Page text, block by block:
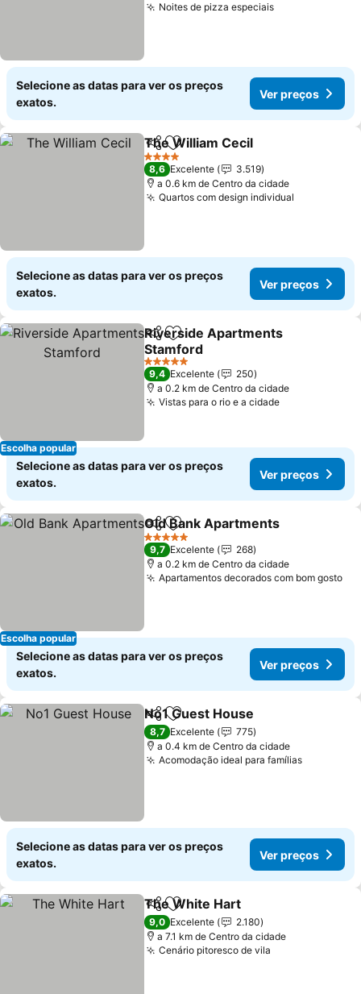
Noites de pizza especiaisVer preços
Selecione as datas para ver os preços
exatos.
Ver preços
PartilharAdicionar aos favoritos
The William Cecil
4 Estrelas
8,6 Excelente
3.519
a 0.6 km de Centro da cidade
Quartos com design individual
Selecione as datas para ver os preços
exatos.
Ver preços
Escolha popular
PartilharAdicionar aos favoritos
Riverside Apartments
Stamford
Ver preços
5 Estrelas
9,4 Excelente
250
a 0.2 km de Centro da cidade
Vistas para o rio e a cidadeVer preços
Selecione as datas para ver os preços
exatos.
Ver preços
Escolha popular
PartilharAdicionar aos favoritos
Old Bank Apartments
5 Estrelas
9,7 Excelente
268
a 0.2 km de Centro da cidade
Apartamentos decorados com bom gosto
Selecione as datas para ver os preços
exatos.
Ver preços
PartilharAdicionar aos favoritos
No1 Guest House
8,7 Excelente
775
a 0.4 km de Centro da cidade
Acomodação ideal para famíliasVer
Selecione as datas para ver os preços
exatos.
Ver preços
PartilharAdicionar aos favoritos
The White Hart
9,0 Excelente
2.180
a 7.1 km de Centro da cidade
Cenário pitoresco de vila